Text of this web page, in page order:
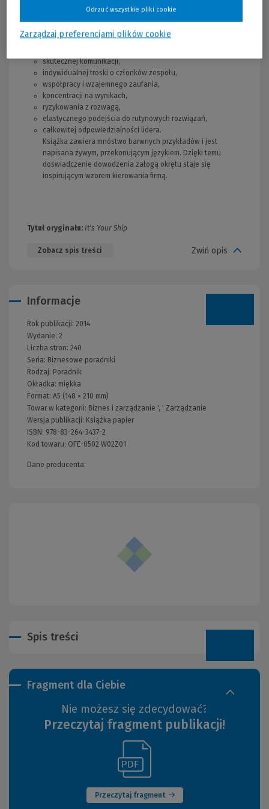
zaangażowania pracowników. W kolejnych rozdziałach
podkreśla znaczenie:
patrzenia na organizację oczami załogi,
skutecznej komunikacji,
indywidualnej troski o członków zespołu,
współpracy i wzajemnego zaufania,
koncentracji na wynikach,
ryzykowania z rozwagą,
elastycznego podejścia do rutynowych rozwiązań,
całkowitej odpowiedzialności lidera.
Książka zawiera mnóstwo barwnych przykładów i jest
napisana żywym, przekonującym językiem. Dzięki temu
doświadczenie dowodzenia załogą okrętu staje się
inspirującym wzorem kierowania firmą.
Tytuł oryginału: It's Your Ship
Zobacz spis treści Zwiń opis
Fragment dla Ciebie
Nie możesz się zdecydować?
Przeczytaj fragment publikacji!
Przeczytaj fragment
(Nowe
okno)
innej
Informacje
Rok publikacji: 2014
Wydanie: 2
Liczba stron: 240
Seria: Biznesowe poradniki
Rodzaj: Poradnik
Okładka: miękka
Format: A5 (148 × 210 mm)
Towar w kategorii: Biznes i zarządzanie ', ' Zarządzanie
Wersja publikacji: Książka papier
ISBN: 978-83-264-3437-2
Kod towaru: OFE-0502 W02Z01
Dane producenta:
Spis treści
Zarządzaj preferencjami plików cookie
Odrzuć wszystkie pliki cookie